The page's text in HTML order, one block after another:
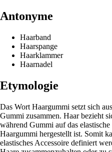
Antonyme
Haarband
Haarspange
Haarklammer
Haarnadel
Etymologie
Das Wort Haargummi setzt sich
Gummi zusammen. Haar bezieht
während Gummi auf das
Haargummi hergestellt ist. Somit
elastisches Accessoire definiert